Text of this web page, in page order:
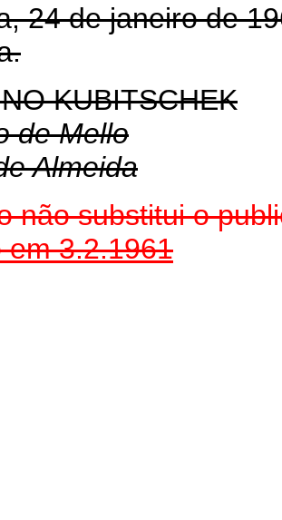
24 de janeiro de
KUBITSCHEK
de Mello
Almeida
não substitui o
em 3.2.1961